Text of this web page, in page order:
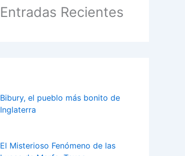
Entradas Recientes
Bibury, el pueblo más bonito de
Inglaterra
El Misterioso Fenómeno de las